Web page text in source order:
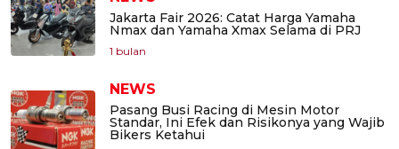
Jakarta Fair 2026: Catat Harga Yamaha
Nmax dan Yamaha Xmax Selama di PRJ
1 bulan
NEWS
Pasang Busi Racing di Mesin Motor
Standar, Ini Efek dan Risikonya yang Wajib
Bikers Ketahui